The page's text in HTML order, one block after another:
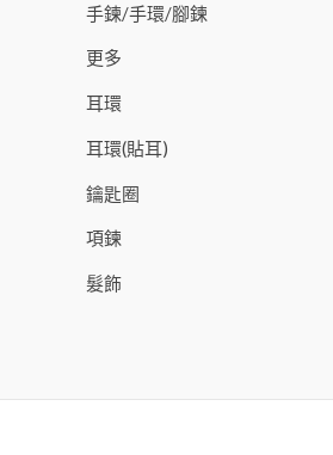
手鍊/手環/腳鍊
更多
耳環
耳環(貼耳)
鑰匙圈
項鍊
髮飾